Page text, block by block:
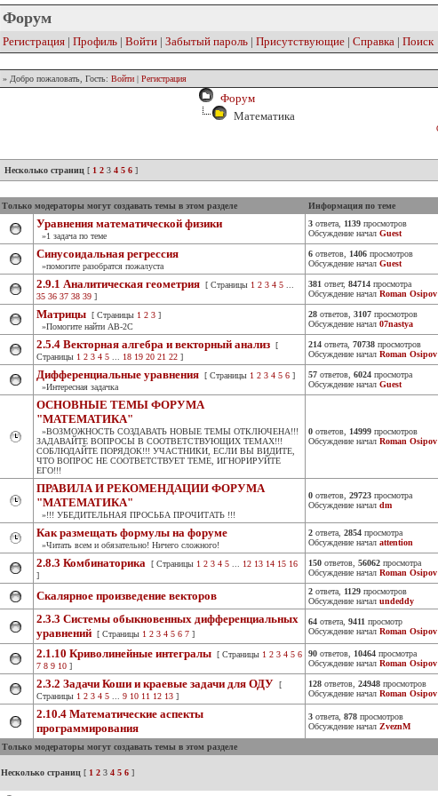
Форум
Регистрация | Профиль | Войти | Забытый пароль | Присутствующие | Справка | Поиск
» Добро пожаловать, Гость: Войти | Регистрация
Форум
Математика
Несколько страниц [ 1 2 3 4 5 6 ]
Только модераторы могут создавать темы в этом разделе Информация по теме
Уравнения математической физики
»1 задача по теме
3 ответа, 1139 просмотров
Обсуждение начал Guest
Синусоидальная регрессия
»помогите разобратся пожалуста
6 ответов, 1406 просмотров
Обсуждение начал Guest
2.9.1 Аналитическая геометрия [ Страницы 1 2 3 4 5
35 36 37 38 39 ]
381 ответ, 84714 просмотра
Обсуждение начал Roman Osipov
Матрицы [ Страницы 1 2 3 ]
»Помогите найти АВ-2С
28 ответов, 3107 просмотров
Обсуждение начал 07nastya
2.5.4 Векторная алгебра и векторный анализ [
Страницы 1 2 3 4 5 18 19 20 21 22 ]
214 ответа, 70738 просмотров
Обсуждение начал Roman Osipov
Дифференциальные уравнения [ Страницы 1 2 3 4 5 6 ]
»Интересная задачка
57 ответов, 6024 просмотра
Обсуждение начал Guest
ОСНОВНЫЕ ТЕМЫ ФОРУМА
"МАТЕМАТИКА"
»ВОЗМОЖНОСТЬ СОЗДАВАТЬ НОВЫЕ ТЕМЫ ОТКЛЮЧЕНА!!!
ЗАДАВАЙТЕ ВОПРОСЫ В СООТВЕТСТВУЮЩИХ ТЕМАХ!!!
СОБЛЮДАЙТЕ ПОРЯДОК!!! УЧАСТНИКИ, ЕСЛИ ВЫ ВИДИТЕ,
ЧТО ВОПРОС НЕ СООТВЕТСТВУЕТ ТЕМЕ, ИГНОРИРУЙТЕ
ЕГО!!!
0 ответов, 14999 просмотров
Обсуждение начал Roman Osipov
ПРАВИЛА И РЕКОМЕНДАЦИИ ФОРУМА
"МАТЕМАТИКА"
»!!! УБЕДИТЕЛЬНАЯ ПРОСЬБА ПРОЧИТАТЬ !!!
0 ответов, 29723 просмотра
Обсуждение начал dm
Как размещать формулы на форуме
»Читать всем и обязательно! Ничего сложного!
2 ответа, 2854 просмотра
Обсуждение начал attention
2.8.3 Комбинаторика [ Страницы 1 2 3 4 5 12 13 14 15 16
]
150 ответов, 56062 просмотра
Обсуждение начал Roman Osipov
Скалярное произведение векторов 2 ответа, 1129 просмотров
Обсуждение начал undeddy
2.3.3 Системы обыкновенных дифференциальных
уравнений [ Страницы 1 2 3 4 5 6 7 ]
64 ответа, 9411 просмотр
Обсуждение начал Roman Osipov
2.1.10 Криволинейные интегралы [ Страницы 1 2 3 4 5 6
7 8 9 10 ]
90 ответов, 10464 просмотра
Обсуждение начал Roman Osipov
2.3.2 Задачи Коши и краевые задачи для ОДУ [
Страницы 1 2 3 4 5 9 10 11 12 13 ]
128 ответов, 24948 просмотров
Обсуждение начал Roman Osipov
2.10.4 Математические аспекты
программирования
3 ответа, 878 просмотров
Обсуждение начал ZveznM
Только модераторы могут создавать темы в этом разделе
Несколько страниц [ 1 2 3 4 5 6 ]